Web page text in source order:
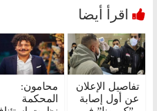
تفاصيل الإعلان
عن أول إصابة
محامون:
المحكمة